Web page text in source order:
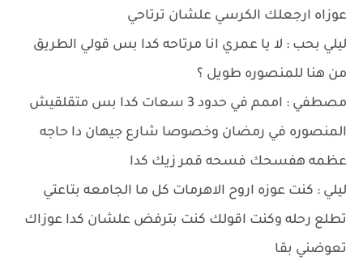
عوزاه ارجعلك الكرسي علشان ترتاحي
ليلي بحب : لا يا عمري انا مرتاحه كدا بس قولي الطريق
من هنا للمنصوره طويل ؟
مصطفي : اممم في حدود 3 سعات كدا بس متقلقيش
المنصوره في رمضان وخصوصا شارع جيهان دا حاجه
عظمه هفسحك فسحه قمر زيك كدا
ليلي : كنت عوزه اروح الاهرمات كل ما الجامعه بتاعتي
تطلع رحله وكنت اقولك كنت بترفض علشان كدا عوزاك
تعوضني بقا